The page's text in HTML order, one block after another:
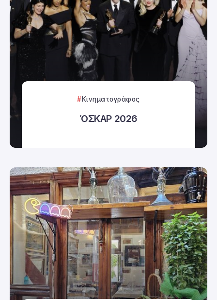
Κινηματογράφος
ΌΣΚΑΡ 2026